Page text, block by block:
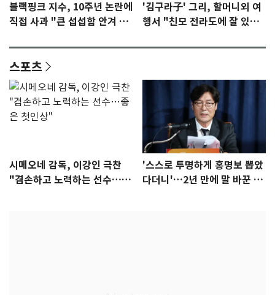
블랙핑크 지수, 10주년 논란에
직접 사과 "큰 섭섭함 안겨 미
'김구라子' 그리, 할머니외 여
행서 "친모 전라도에 잘 있
스포츠
시메오네 감독, 이강인 극찬
"겸손하고 노력하는 선수…좋
'스스로 투명하게 홍명보 뽑았
다더니'…2년 만에 말 바꾼 이